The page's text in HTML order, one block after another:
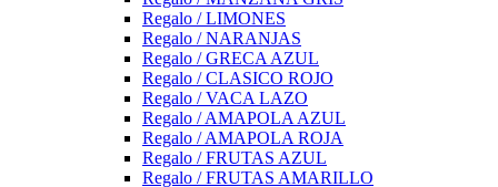
Regalo / LIMONES
Regalo / NARANJAS
Regalo / GRECA AZUL
Regalo / CLASICO ROJO
Regalo / VACA LAZO
Regalo / AMAPOLA AZUL
Regalo / AMAPOLA ROJA
Regalo / FRUTAS AZUL
Regalo / FRUTAS AMARILLO